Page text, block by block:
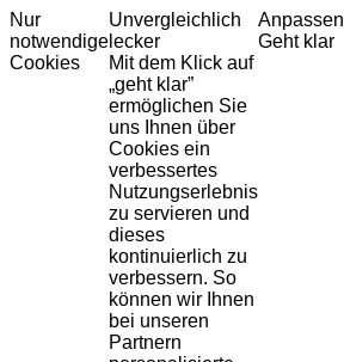
Nur
notwendige
Cookies
Unvergleichlich
lecker
Mit dem Klick auf
„geht klar”
ermöglichen Sie
uns Ihnen über
Cookies ein
verbessertes
Nutzungserlebnis
zu servieren und
dieses
kontinuierlich zu
verbessern. So
können wir Ihnen
bei unseren
Partnern
Anpassen
Geht klar